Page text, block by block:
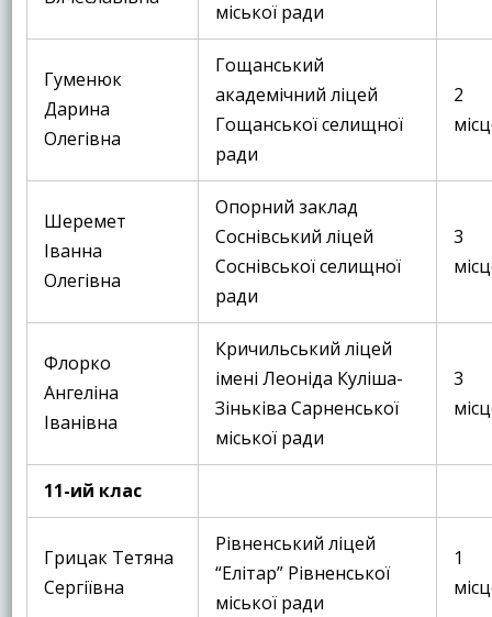
міської ради
Гуменюк
Дарина
Олегівна
Гощанський
академічний ліцей
Гощанської селищної
ради
2
Шеремет
Іванна
Олегівна
Опорний заклад
Соснівський ліцей
Соснівської селищної
ради
3
Флорко
Ангеліна
Іванівна
Кричильський ліцей
імені Леоніда Куліша-
Зіньківа Сарненської
міської ради
3
11-ий клас
Грицак Тетяна
Сергіївна
Рівненський ліцей
“Елітар” Рівненської
міської ради
1